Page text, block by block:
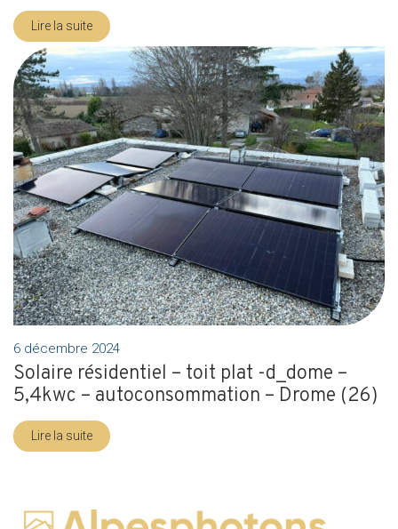
Lire la suite
6 décembre 2024
Solaire résidentiel – toit plat -d_dome –
5,4kwc – autoconsommation – Drome (26)
Lire la suite